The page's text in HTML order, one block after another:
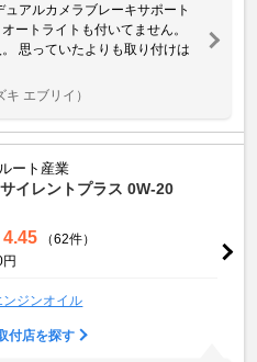
アルカメラブレーキサポート
ートライトも付いてません。
思っていたよりも取り付けは
キ エブリイ）
ート産業
イレントプラス 0W-20
4.45
（62件）
ンジンオイル
付店を探す